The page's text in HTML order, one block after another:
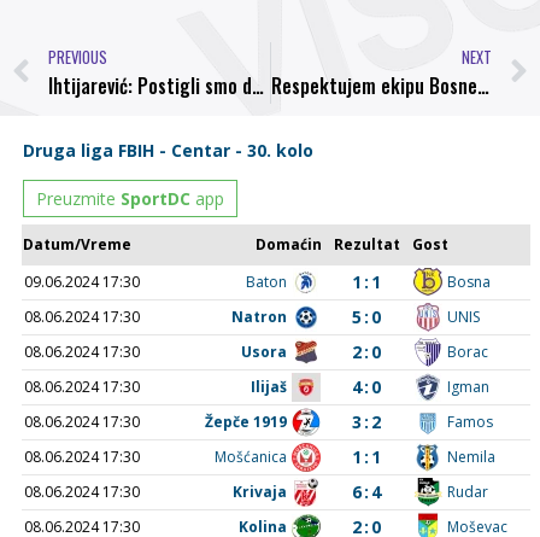
PREVIOUS
Ihtijarević: Postigli smo dogovor s Husejinovićem, igrači će snositi sankcije za loše igre
NEXT
Respektujem ekipu Bosne, Adnan Hrelja je najbolji lijevi bek lige